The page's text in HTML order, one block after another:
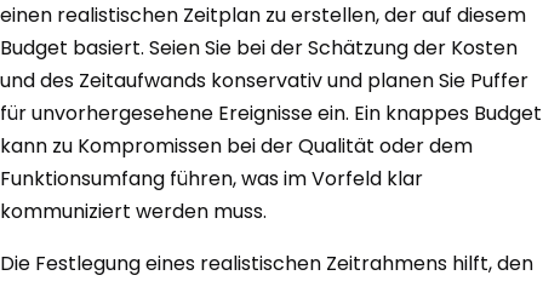
einen realistischen Zeitplan zu erstellen, der auf diesem
Budget basiert. Seien Sie bei der Schätzung der Kosten
und des Zeitaufwands konservativ und planen Sie Puffer
für unvorhergesehene Ereignisse ein. Ein knappes Budget
kann zu Kompromissen bei der Qualität oder dem
Funktionsumfang führen, was im Vorfeld klar
kommuniziert werden muss.
Die Festlegung eines realistischen Zeitrahmens hilft, den